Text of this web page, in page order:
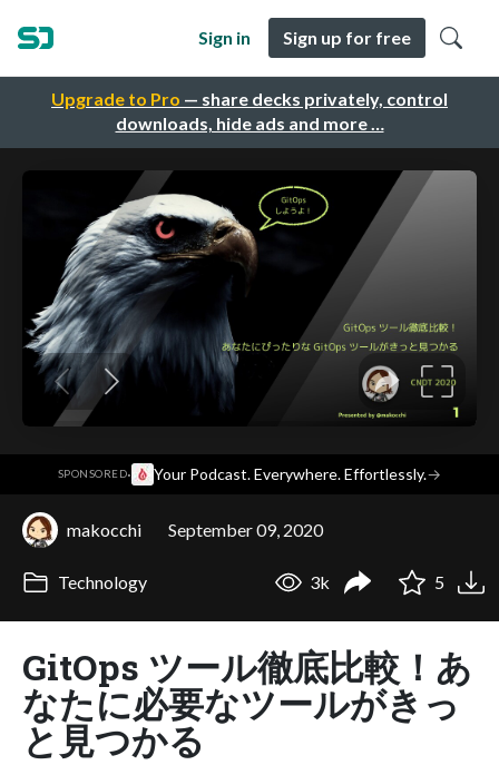
Upgrade to Pro — share decks privately, control
downloads, hide ads and more …
Sign in Sign up for free
SPONSORED· Your Podcast. Everywhere. Effortlessly.→
makocchi September 09, 2020
Technology 3k 5
GitOps ツール徹底比較！あ
なたに必要なツールがきっ
と見つかる